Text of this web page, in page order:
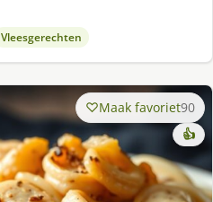
Vleesgerechten
Maak favoriet90
👍